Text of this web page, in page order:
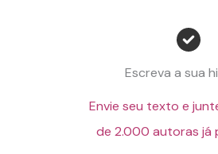
Escreva a sua
Envie seu texto e
de 2.000 autoras já